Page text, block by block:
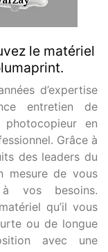
le matériel
d’expertise
entretien de
photocopieur en
Grâce à
des leaders du
mesure de vous
vos besoins.
qu’il vous
ou de longue
avec une